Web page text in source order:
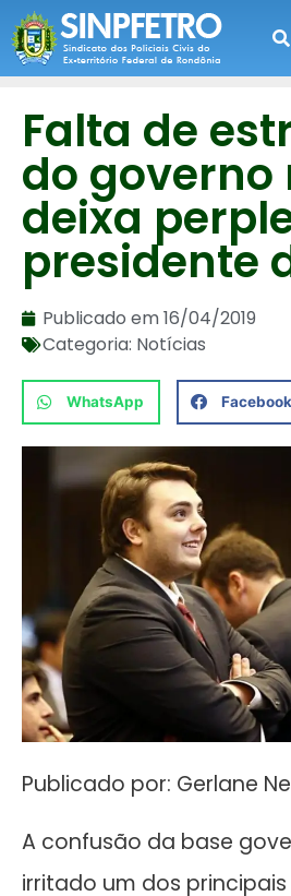
Falta de
do governo
deixa
presidente
Publicado em16/04/2019
Categoria: Notícias
WhatsApp Facebook
Publicado por: Gerlane
A confusão da base
irritado um dos